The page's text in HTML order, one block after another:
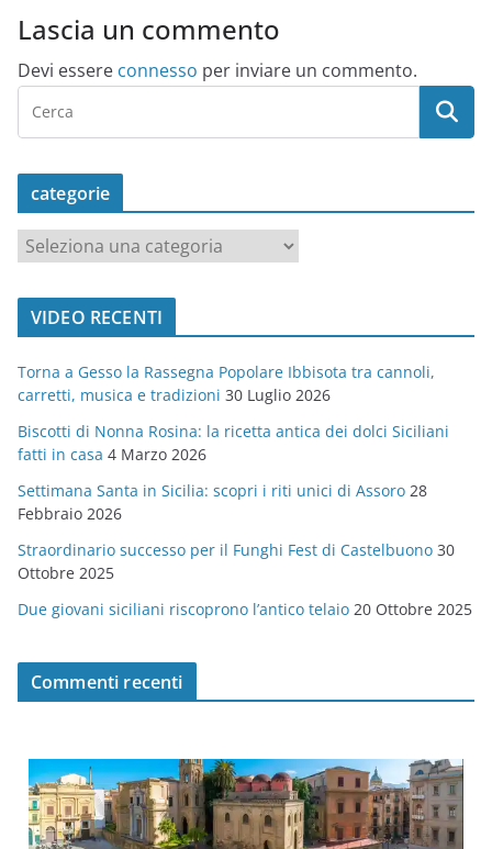
Lascia un commento
Devi essere connesso per inviare un commento.
categorie
a
t
o
r
i
e
VIDEO RECENTI
Torna a Gesso la Rassegna Popolare Ibbisota tra cannoli,
carretti, musica e tradizioni 30 Luglio 2026
Biscotti di Nonna Rosina: la ricetta antica dei dolci Siciliani
fatti in casa 4 Marzo 2026
Settimana Santa in Sicilia: scopri i riti unici di Assoro 28
Febbraio 2026
Straordinario successo per il Funghi Fest di Castelbuono 30
Ottobre 2025
Due giovani siciliani riscoprono l’antico telaio 20 Ottobre 2025
Commenti recenti